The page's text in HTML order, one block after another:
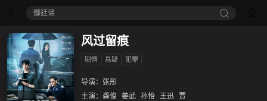
御廷谣‎
风过留痕
剧情 悬疑 犯罪
导演： 张彤
主演： 龚俊 姜武 孙怡 王迅
贾